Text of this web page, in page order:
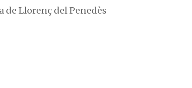
de Llorenç del Penedès